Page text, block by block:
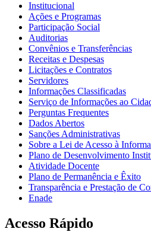
Institucional
Ações e Programas
Participação Social
Auditorias
Convênios e Transferências
Receitas e Despesas
Licitações e Contratos
Servidores
Informações Classificadas
Serviço de Informações ao
Perguntas Frequentes
Dados Abertos
Sanções Administrativas
Sobre a Lei de Acesso à
Plano de Desenvolvimento
Atividade Docente
Plano de Permanência e Êxito
Transparência e Prestação de
Enade
Acesso Rápido